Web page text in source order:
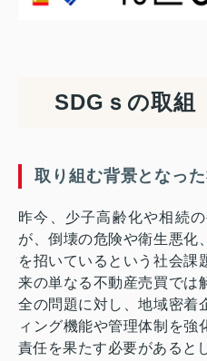
SDGｓの取組
取り組む背景となっ
昨今、少子高齢化や相続
が、倒壊の危険や衛生悪化
を招いているという社会課
来の単なる不動産売買では
全の問題に対し、地域密着
ィング機能や管理体制を強
責任を果たす必要があると